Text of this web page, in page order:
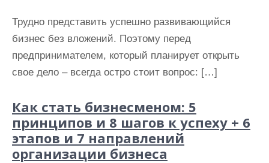
Трудно представить успешно развивающийся
бизнес без вложений. Поэтому перед
предпринимателем, который планирует открыть
свое дело – всегда остро стоит вопрос: […]
Как стать бизнесменом: 5
принципов и 8 шагов к успеху + 6
этапов и 7 направлений
организации бизнеса